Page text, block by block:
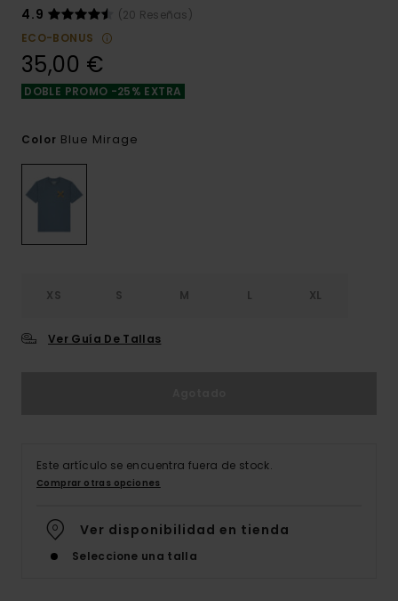
4.9
(20 Reseñas)
ECO-BONUS
35,00 €
DOBLE PROMO -25% EXTRA
Color Blue Mirage
XS S M L XL
Ver Guía De Tallas
Este artículo se encuentra fuera de stock.
Comprar otras opciones
Ver disponibilidad en tienda
Seleccione una talla